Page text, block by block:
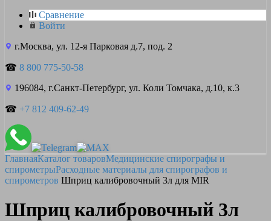
Сравнение
Войти
г.Москва, ул. 12-я Парковая д.7, под. 2
☎ 8 800 775-50-58
196084, г.Санкт-Петербург, ул. Коли Томчака, д.10, к.3
☎ +7 812 409-62-49
ГлавнаяКаталог товаровМедицинские спирографы и
спирометрыРасходные материалы для спирографов и
спирометров Шприц калибровочный 3л для MIR
Шприц калибровочный 3л